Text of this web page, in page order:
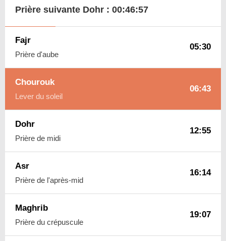
Prière suivante Dohr : 00:46:56
Fajr
Prière d'aube
05:30
Chourouk
Lever du soleil
06:43
Dohr
Prière de midi
12:55
Asr
Prière de l'après-mid
16:14
Maghrib
Prière du crépuscule
19:07